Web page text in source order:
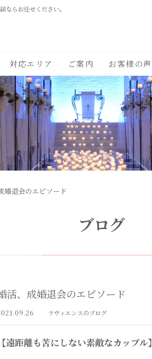
ならお任せください。
対応エリア ご案内 お客様の声
婚退会のエピソード
ブログ
活、成婚退会のエピソード
ラヴィエンスのブログ
【遠距離も苦にしない素敵なカップル】